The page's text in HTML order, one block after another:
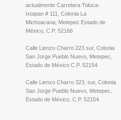
actualmente Carretera Toluca-
Ixtapan # 111, Colonia La
Michoacana; Metepec Estado de
México, C.P. 52166
Calle Lienzo Charro 223 sur, Colonia
San Jorge Pueblo Nuevo, Metepec,
Estado de México C.P. 52154
Calle Lienzo Charro 323, sur, Colonia
San Jorge Pueblo Nuevo, Metepec,
Estado de México, C.P. 52154.